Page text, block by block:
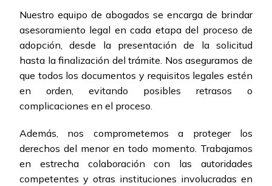
Nuestro equipo de abogados se encarga de brindar
asesoramiento legal en cada etapa del proceso de
adopción, desde la presentación de la solicitud
hasta la finalización del trámite. Nos aseguramos de
que todos los documentos y requisitos legales estén
en orden, evitando posibles retrasos o
complicaciones en el proceso.
Además, nos comprometemos a proteger los
derechos del menor en todo momento. Trabajamos
en estrecha colaboración con las autoridades
competentes y otras instituciones involucradas en